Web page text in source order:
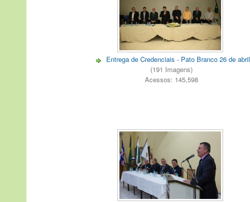
Entrega de Credenciais - Pato Branco 26 de abril
(191 Imagens)
Acessos: 145,598